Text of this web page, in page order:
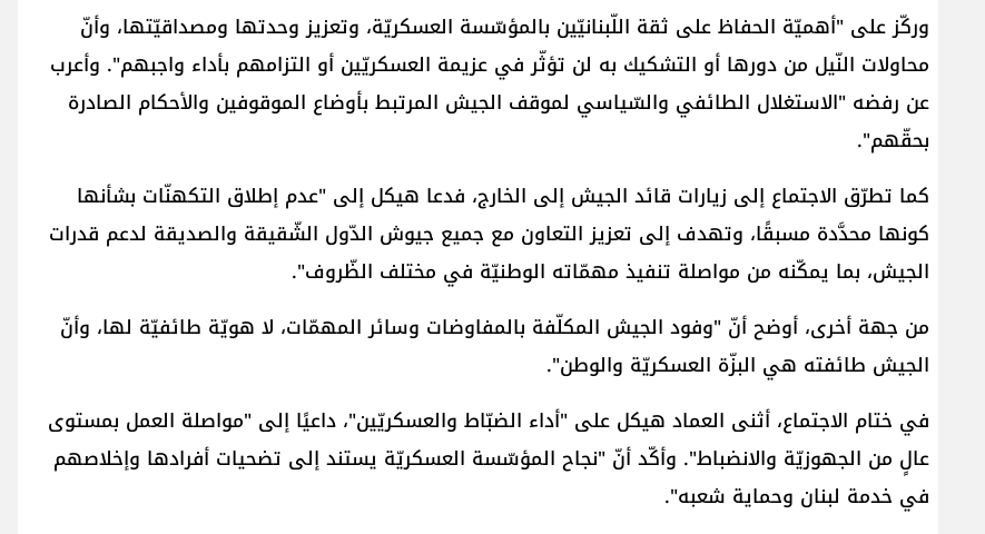
وركّز على "أهميّة الحفاظ على ثقة اللّبنانيّين بالمؤسّسة العسكريّة، وتعزيز وحدتها ومصداقيّتها، وأنّ
محاولات النّيل من دورها أو التشكيك به لن تؤثّر في عزيمة العسكريّين أو التزامهم بأداء واجبهم". وأعرب
عن رفضه "الاستغلال الطائفي والسّياسي لموقف الجيش المرتبط بأوضاع الموقوفين والأحكام الصادرة
بحقّهم".
كما تطرّق الاجتماع إلى زيارات قائد الجيش إلى الخارج، فدعا هيكل إلى "عدم إطلاق التكهنّات بشأنها
كونها محدَّدة مسبقًا، وتهدف إلى تعزيز التعاون مع جميع جيوش الدّول الشّقيقة والصديقة لدعم قدرات
الجيش، بما يمكّنه من مواصلة تنفيذ مهمّاته الوطنيّة في مختلف الظّروف".
من جهة أخرى، أوضح أنّ "وفود الجيش المكلّفة بالمفاوضات وسائر المهمّات، لا هويّة طائفيّة لها، وأنّ
الجيش طائفته هي البزّة العسكريّة والوطن".
في ختام الاجتماع، أثنى العماد هيكل على "أداء الضبّاط والعسكريّين"، داعيًا إلى "مواصلة العمل بمستوى
عالٍ من الجهوزيّة والانضباط". وأكّد أنّ "نجاح المؤسّسة العسكريّة يستند إلى تضحيات أفرادها وإخلاصهم
في خدمة لبنان وحماية شعبه".